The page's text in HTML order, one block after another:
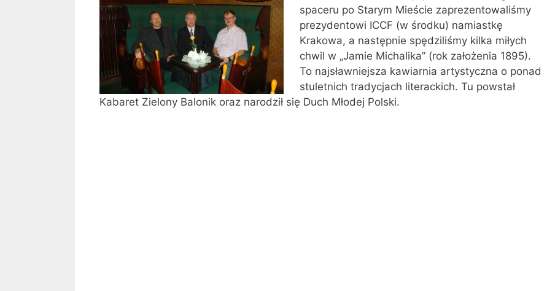
spaceru po Starym Mieście zaprezentowaliśmy
prezydentowi ICCF (w środku) namiastkę
Krakowa, a następnie spędziliśmy kilka miłych
chwil w „Jamie Michalika” (rok założenia 1895).
To najsławniejsza kawiarnia artystyczna o ponad
stuletnich tradycjach literackich. Tu powstał
Kabaret Zielony Balonik oraz narodził się Duch Młodej Polski.